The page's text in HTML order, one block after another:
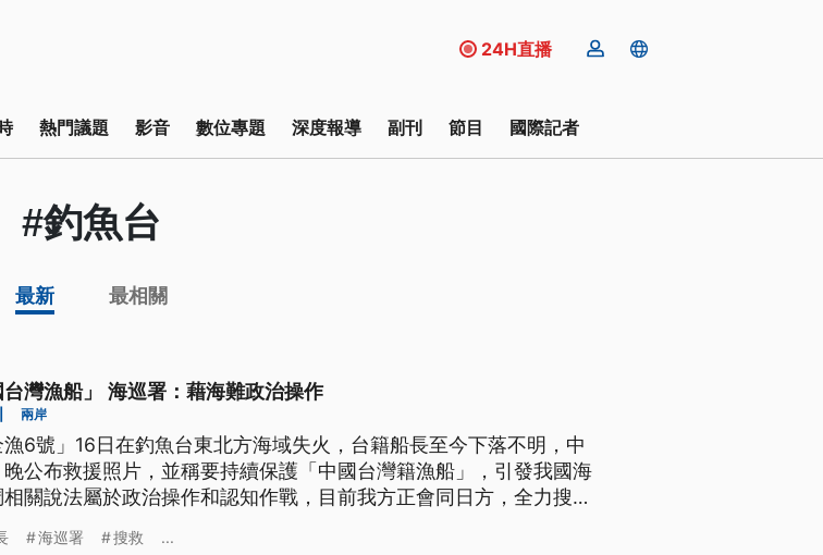
24H直播
熱門議題 影音 數位專題 深度報導 副刊 節目 國際記者
#釣魚台
最新 最相關
灣漁船」 海巡署：藉海難政治操作
兩岸
6號」16日在釣魚台東北方海域失火，台籍船長至今下落不明，中
晚公布救援照片，並稱要持續保護「中國台灣籍漁船」，引發我國海
關說法屬於政治操作和認知作戰，目前我方正會同日方，全力搜救
海巡署 搜救 ...